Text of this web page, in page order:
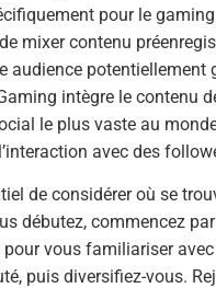
pour le
mixer contenu
audience potentiellement
intègre le contenu
le plus vaste au
avec des
de considérer où se
débutez, commencez
vous familiariser
puis diversifiez-vous.